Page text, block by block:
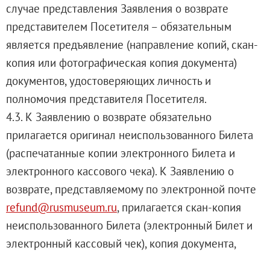
случае представления Заявления о возврате
представителем Посетителя – обязательным
является предъявление (направление копий, скан-
копия или фотографическая копия документа)
документов, удостоверяющих личность и
полномочия представителя Посетителя.
4.3. К Заявлению о возврате обязательно
прилагается оригинал неиспользованного Билета
(распечатанные копии электронного Билета и
электронного кассового чека). К Заявлению о
возврате, представляемому по электронной почте
refund@rusmuseum.ru, прилагается скан-копия
неиспользованного Билета (электронный Билет и
электронный кассовый чек), копия документа,